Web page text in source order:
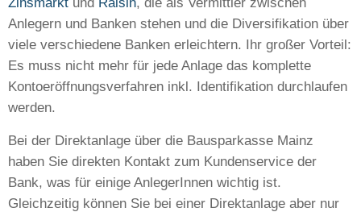
Anlegern und Banken stehen und die Diversifikation über
viele verschiedene Banken erleichtern. Ihr großer Vorteil:
Es muss nicht mehr für jede Anlage das komplette
Kontoeröffnungsverfahren inkl. Identifikation durchlaufen
werden.
Bei der Direktanlage über die Bausparkasse Mainz
haben Sie direkten Kontakt zum Kundenservice der
Bank, was für einige AnlegerInnen wichtig ist.
Gleichzeitig können Sie bei einer Direktanlage aber nur